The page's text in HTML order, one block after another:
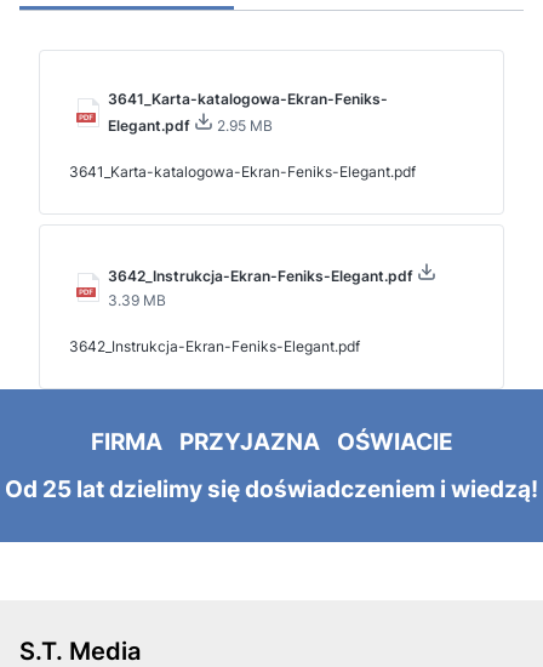
3641_Karta-katalogowa-Ekran-Feniks-
Elegant.pdf
2.95 MB
3641_Karta-katalogowa-Ekran-Feniks-Elegant.pdf
3642_Instrukcja-Ekran-Feniks-Elegant.pdf
3.39 MB
3642_Instrukcja-Ekran-Feniks-Elegant.pdf
FIRMA PRZYJAZNA OŚWIACIE
Od 25 lat dzielimy się doświadczeniem i wiedzą!
S.T. Media